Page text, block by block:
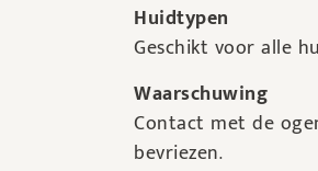
Huidtypen
Geschikt voor alle
Waarschuwing
Contact met de
bevriezen.